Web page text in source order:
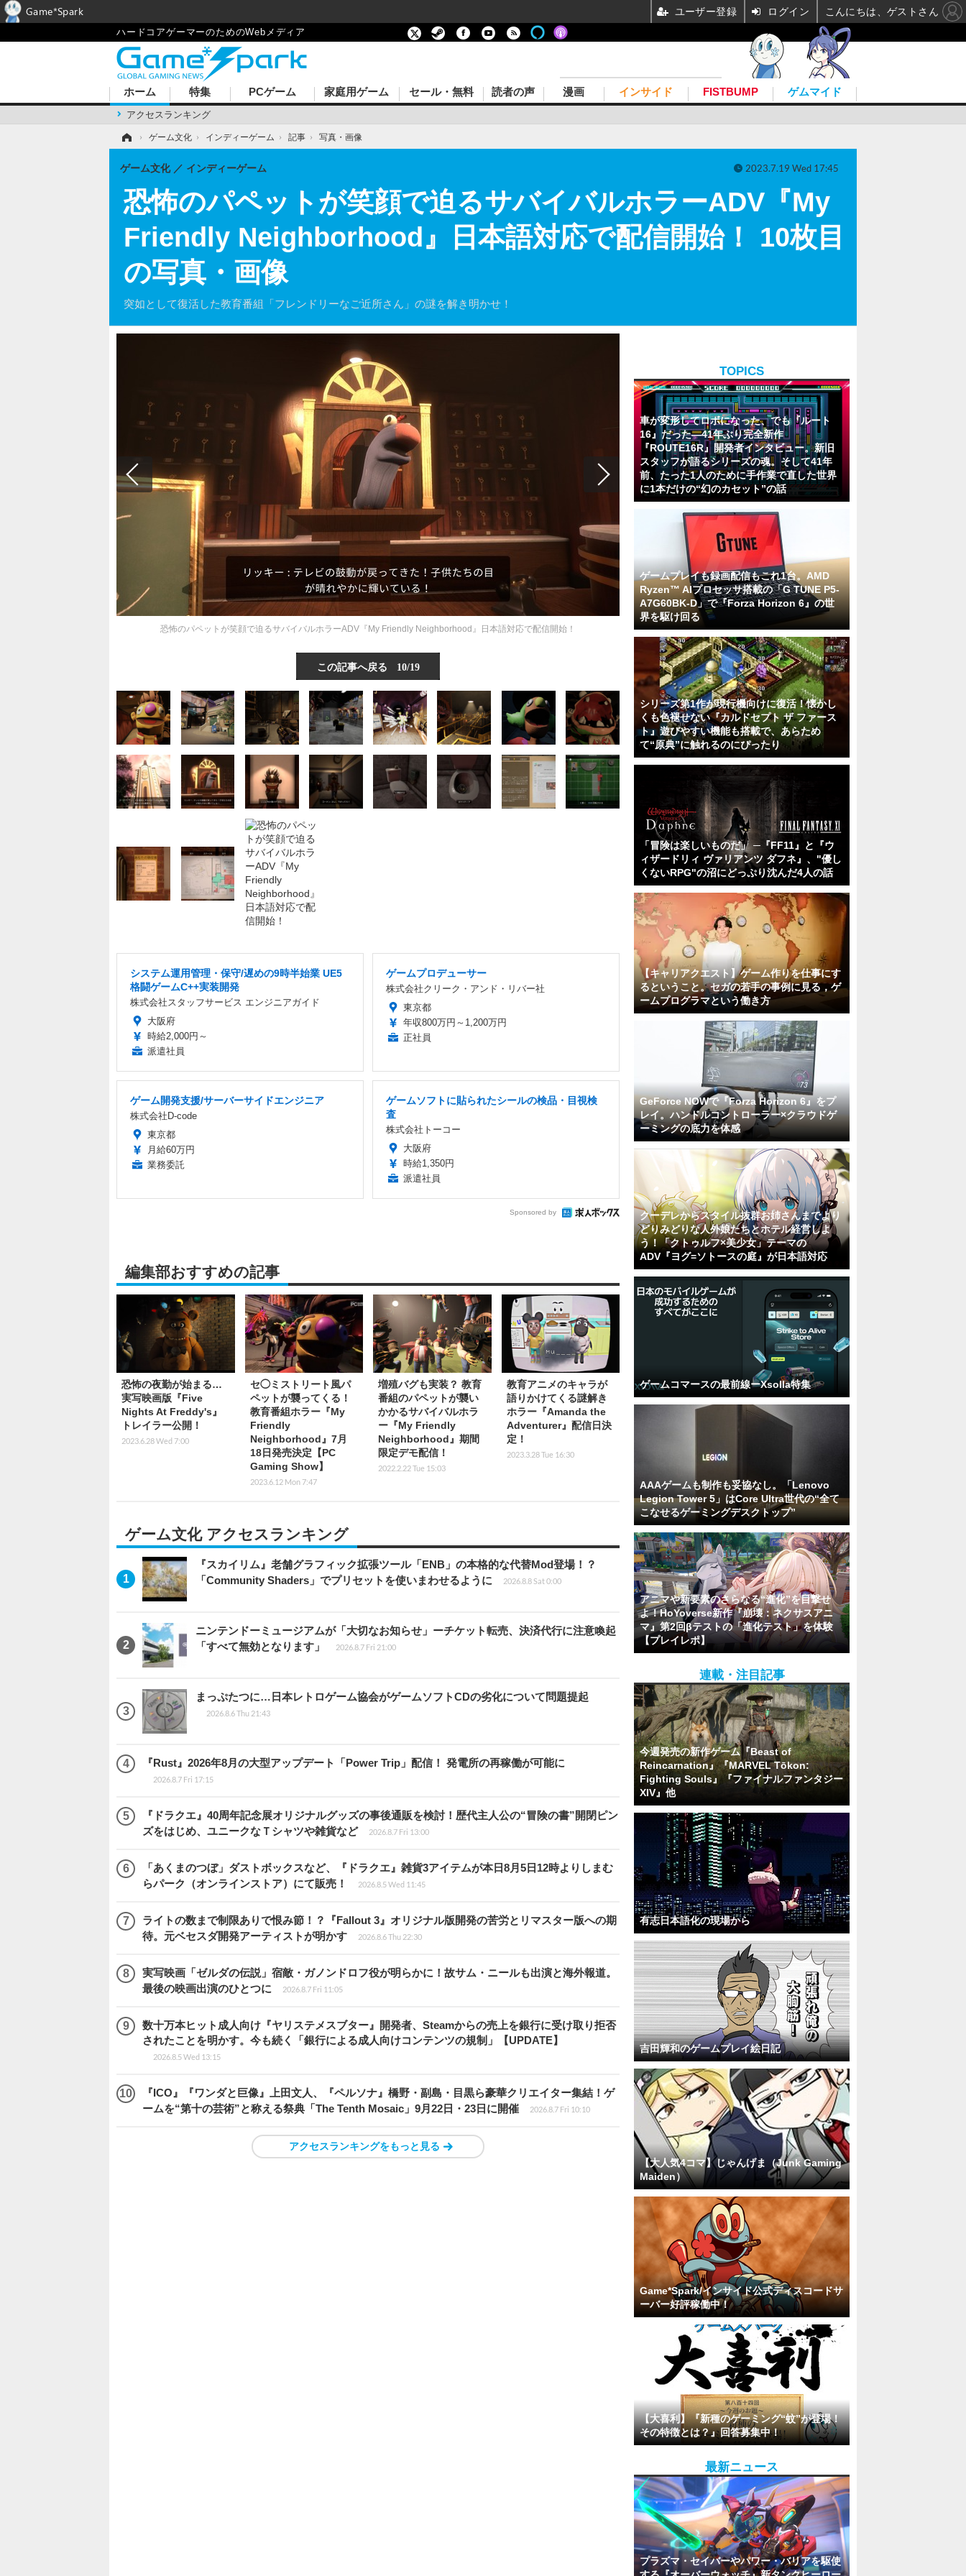
ハードコアゲーマーのためのWebメディア
ホーム
アクセスランキング
特集 PCゲーム 家庭用ゲーム セール・無料 読者の声 漫画 インサイド FISTBUMP ゲムマイド
› ゲーム文化 › インディーゲーム › 記事 › 写真・画像
恐怖のパペットが笑顔で迫るサバイバルホラーADV『My
Friendly Neighborhood』日本語対応で配信開始！ 10枚目
の写真・画像
突如として復活した教育番組「フレンドリーなご近所さん」の謎を解き明かせ！
ゲーム文化 インディーゲーム 2023.7.19 Wed 17:45
恐怖のパペットが笑顔で迫るサバイバルホラーADV『My Friendly Neighborhood』日本語対応で配信開始！
この記事へ戻る 10/19
システム運用管理・保守/遅めの9時半始業 UE5
格闘ゲームC++実装開発
株式会社スタッフサービス エンジニアガイド
大阪府
時給2,000円～
派遣社員
ゲームプロデューサー
株式会社クリーク・アンド・リバー社
東京都
年収800万円～1,200万円
正社員
ゲーム開発支援/サーバーサイドエンジニア
株式会社D-code
東京都
月給60万円
業務委託
ゲームソフトに貼られたシールの検品・目視検
査
株式会社トーコー
大阪府
時給1,350円
派遣社員
Sponsored by
編集部おすすめの記事
恐怖の夜勤が始まる…
実写映画版『Five
Nights At Freddy's』
トレイラー公開！
2023.6.28 Wed 7:00
セ◯ミストリート風パ
ペットが襲ってくる！
教育番組ホラー『My
Friendly
Neighborhood』7月
18日発売決定【PC
Gaming Show】
2023.6.12 Mon 7:47
増殖バグも実装？ 教育
番組のパペットが襲い
かかるサバイバルホラ
ー『My Friendly
Neighborhood』期間
限定デモ配信！
2022.2.22 Tue 15:03
教育アニメのキャラが
語りかけてくる謎解き
ホラー『Amanda the
Adventurer』配信日決
定！
2023.3.28 Tue 16:30
ゲーム文化 アクセスランキング
『スカイリム』老舗グラフィック拡張ツール「ENB」の本格的な代替Mod登場！？
「Community Shaders」でプリセットを使いまわせるように
2026.8.8 Sat 0:00
ニンテンドーミュージアムが「大切なお知らせ」ーチケット転売、決済代行に注意喚起
「すべて無効となります」
2026.8.7 Fri 21:00
まっぷたつに…日本レトロゲーム協会がゲームソフトCDの劣化について問題提起
2026.8.6 Thu 21:43
『Rust』2026年8月の大型アップデート「Power Trip」配信！ 発電所の再稼働が可能に
2026.8.7 Fri 17:15
『ドラクエ』40周年記念展オリジナルグッズの事後通販を検討！歴代主人公の“冒険の書”開閉ピン
ズをはじめ、ユニークなＴシャツや雑貨など
2026.8.7 Fri 13:00
「あくまのつぼ」ダストボックスなど、『ドラクエ』雑貨3アイテムが本日8月5日12時よりしまむ
らパーク（オンラインストア）にて販売！
2026.8.5 Wed 11:45
ライトの数まで制限ありで恨み節！？『Fallout 3』オリジナル版開発の苦労とリマスター版への期
待。元ベセスダ開発アーティストが明かす
2026.8.6 Thu 22:30
実写映画「ゼルダの伝説」宿敵・ガノンドロフ役が明らかに！故サム・ニールも出演と海外報道。
最後の映画出演のひとつに
2026.8.7 Fri 11:05
数十万本ヒット成人向け『ヤリステメスブター』開発者、Steamからの売上を銀行に受け取り拒否
されたことを明かす。今も続く「銀行による成人向けコンテンツの規制」【UPDATE】
2026.8.5 Wed 13:15
『ICO』『ワンダと巨像』上田文人、『ペルソナ』橋野・副島・目黒ら豪華クリエイター集結！ゲ
ームを“第十の芸術”と称える祭典「The Tenth Mosaic」9月22日・23日に開催
2026.8.7 Fri 10:10
アクセスランキングをもっと見る
TOPICS
車が変形してロボになった、でも『ルート
16』だった―41年ぶり完全新作
『ROUTE16R』開発者インタビュー。新旧
スタッフが語るシリーズの魂。そして41年
前、たった1人のために手作業で直した世界
に1本だけの“幻のカセット”の話
ゲームプレイも録画配信もこれ1台。AMD
Ryzen™ AIプロセッサ搭載の「G TUNE P5-
A7G60BK-D」で『Forza Horizon 6』の世
界を駆け回る
シリーズ第1作が現行機向けに復活！懐かし
くも色褪せない『カルドセプト ザ ファース
ト』遊びやすい機能も搭載で、あらため
て“原典”に触れるのにぴったり
「冒険は楽しいものだ」 ─『FF11』と『ウ
ィザードリィ ヴァリアンツ ダフネ』、"優し
くないRPG"の沼にどっぷり沈んだ4人の話
【キャリアクエスト】ゲーム作りを仕事にす
るということ。セガの若手の事例に見る，ゲ
ームプログラマという働き方
GeForce NOWで『Forza Horizon 6』をプ
レイ。ハンドルコントローラー×クラウドゲ
ーミングの底力を体感
クーデレからスタイル抜群お姉さんまでより
どりみどりな人外娘たちとホテル経営しよ
う！「クトゥルフ×美少女」テーマの
ADV『ヨグ=ソトースの庭』が日本語対応
ゲームコマースの最前線ーXsolla特集
AAAゲームも制作も妥協なし。「Lenovo
Legion Tower 5」はCore Ultra世代の“全て
こなせるゲーミングデスクトップ”
アニマや新要素のさらなる“進化”を目撃せ
よ！HoYoverse新作『崩壊：ネクサスアニ
マ』第2回βテストの「進化テスト」を体験
【プレイレポ】
連載・注目記事
今週発売の新作ゲーム『Beast of
Reincarnation』『MARVEL Tōkon:
Fighting Souls』『ファイナルファンタジー
XIV』他
有志日本語化の現場から
吉田輝和のゲームプレイ絵日記
【大人気4コマ】じゃんげま（Junk Gaming
Maiden）
Game*Spark/インサイド公式ディスコードサ
ーバー好評稼働中！
【大喜利】『新種のゲーミング“蚊”が登場！
その特徴とは？』回答募集中！
最新ニュース
プラズマ・セイバーやパワー・バリアを駆使
Game*Spark ユーザー登録 ログイン こんにちは、ゲストさん